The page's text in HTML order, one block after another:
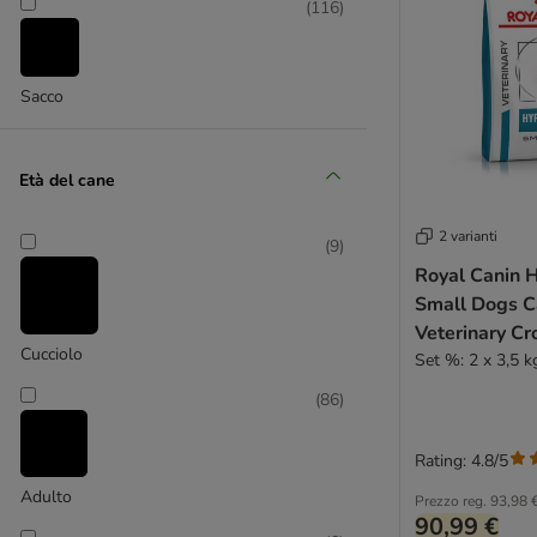
Carnilove
Cesar
Disugual
Dog´s Love
Dolina Noteci
Exclusion Diet
Sacco
(116)
Età del cane
Cucciolo
(9)
Adulto
(86)
2 varianti
Royal Canin
Small Dogs
Veterinary
cane
Set %: 2 x 3,5
Prezzo reg. 93,98
90,99 €
Rating: 4.8/5